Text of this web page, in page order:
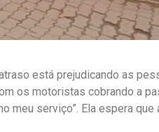
está prejudicando as
os motoristas cobrando a
meu serviço”. Ela espera que